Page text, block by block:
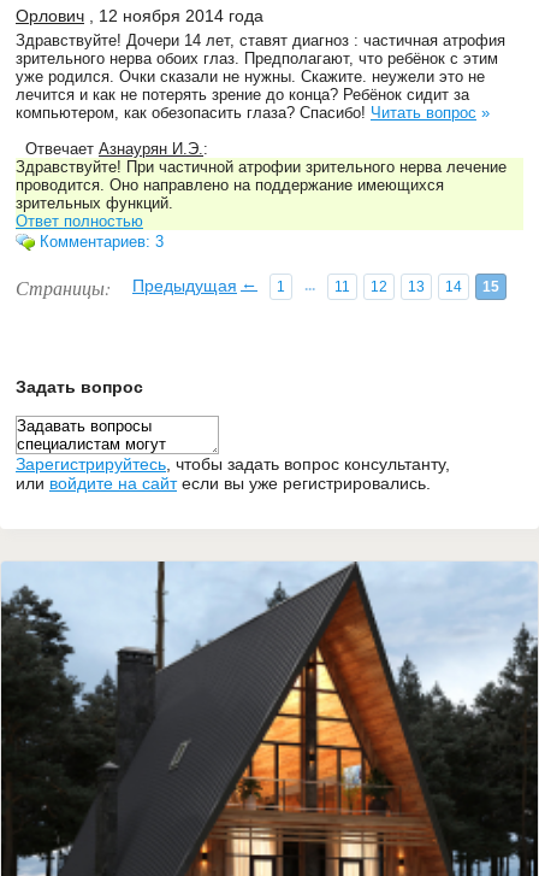
Орлович , 12 ноября 2014 года
Здравствуйте! Дочери 14 лет, ставят диагноз : частичная атрофия
зрительного нерва обоих глаз. Предполагают, что ребёнок с этим
уже родился. Очки сказали не нужны. Скажите. неужели это не
лечится и как не потерять зрение до конца? Ребёнок сидит за
компьютером, как обезопасить глаза? Спасибо! Читать вопрос »
Отвечает Азнаурян И.Э.:
Здравствуйте! При частичной атрофии зрительного нерва лечение
проводится. Оно направлено на поддержание имеющихся
зрительных функций.
Ответ полностью
Комментариев: 3
Страницы: ←
Предыдущая 1 ... 11 12 13 14 15
Задать вопрос
Зарегистрируйтесь чтобы задать вопрос консультанту,
или войдите на сайтесли вы уже регистрировались.